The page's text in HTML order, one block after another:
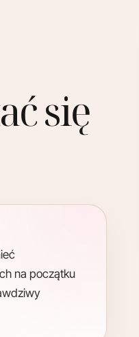
się
na początku